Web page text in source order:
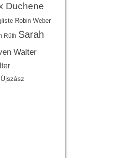
Duchene
Robin Weber
Rüth Sarah
Walter
Újszász